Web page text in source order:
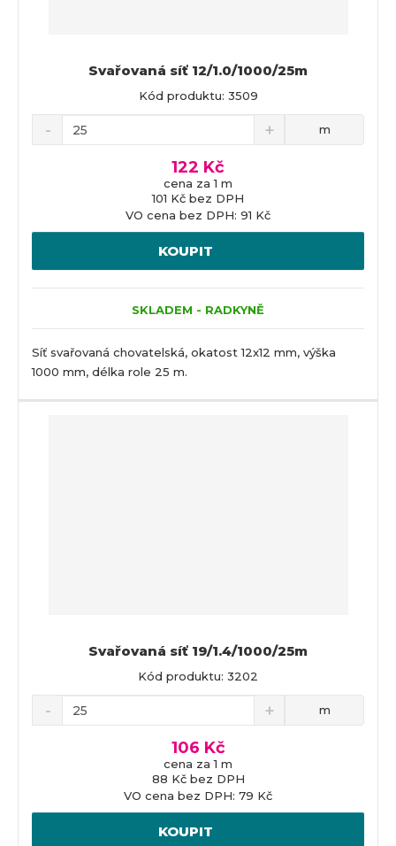
Svařovaná síť 12/1.0/1000/25m
Kód produktu: 3509
122 Kč
cena za 1 m
101 Kč bez DPH
VO cena bez DPH: 91 Kč
m
KOUPIT
SKLADEM - RADKYNĚ
Síť svařovaná chovatelská, okatost 12x12 mm, výška
1000 mm, délka role 25 m.
Svařovaná síť 19/1.4/1000/25m
Kód produktu: 3202
106 Kč
cena za 1 m
88 Kč bez DPH
VO cena bez DPH: 79 Kč
m
KOUPIT